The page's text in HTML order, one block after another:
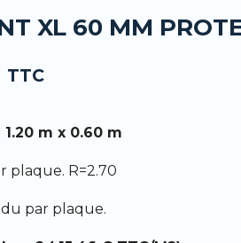
f
XL 60 MM
TTC
m x 0.60 m
plaque. R=2.70
par plaque.